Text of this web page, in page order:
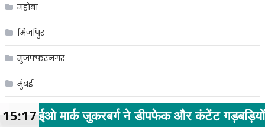
महोबा
मिर्जापुर
मुजफ्फरनगर
मुंबई
मुरादनगरने डीपफेक और कंटेंट गड़बड़ियों पर सरकार से
15:17